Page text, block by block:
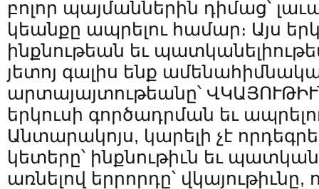
բոլոր պայմաններին դիմաց՝
կեանքը ապրելու համար։ Այս
ինքնութեան եւ
յետոյ գալիս ենք
արտայայտութեանը՝
երկուսի գործադրման եւ
Անտարակոյս, կարելի չէ
կետերը՝ ինքնութիւն եւ
առնելով երրորդը՝ վկայութիւնը,